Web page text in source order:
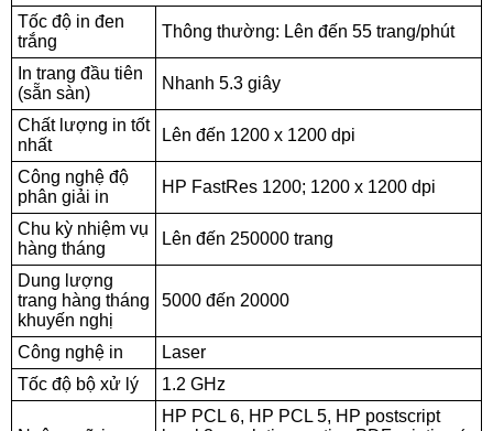
Tốc độ in đen
trắng
Thông thường: Lên đến 55 trang/phút
In trang đầu tiên
(sẵn sàn)
Nhanh 5.3 giây
Chất lượng in tốt
nhất
Lên đến 1200 x 1200 dpi
Công nghệ độ
phân giải in
HP FastRes 1200; 1200 x 1200 dpi
Chu kỳ nhiệm vụ
hàng tháng
Lên đến 250000 trang
Dung lượng
trang hàng tháng
khuyến nghị
5000 đến 20000
Công nghệ in
Laser
Tốc độ bộ xử lý
1.2 GHz
HP PCL 6, HP PCL 5, HP postscript